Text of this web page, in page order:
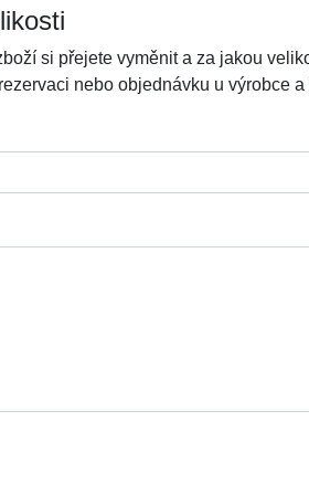
si přejete vyměnit a za jakou
nebo objednávku u výrobce